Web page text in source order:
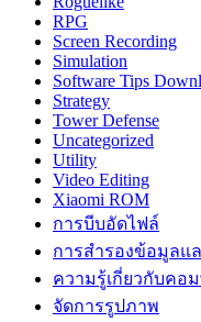
RPG
Screen Recording
Simulation
Software Tips
Strategy
Tower Defense
Uncategorized
Utility
Video Editing
Xiaomi ROM
การบีบอัดไฟล์
การสำรองข้อมูลแ
ความรู้เกี่ยวกับคอม
จัดการรูปภาพ